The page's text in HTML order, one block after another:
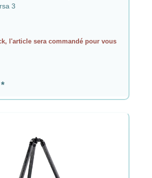
3
l'article sera commandé pour vous
: